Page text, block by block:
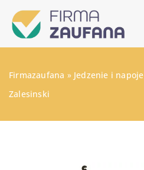
Firmazaufana » Jedzenie i napoje
Zalesinski